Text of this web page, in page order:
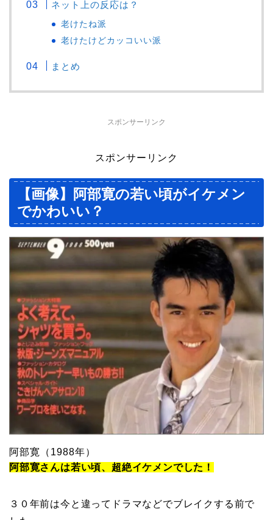
ネット上の反応は？
老けたね派
老けたけどカッコいい派
まとめ
スポンサーリンク
スポンサーリンク
【画像】阿部寛の若い頃がイケメン
でかわいい？
阿部寛（1988年）
阿部寛さんは若い頃、超絶イケメンでした！
３０年前は今と違ってドラマなどでブレイクする前で